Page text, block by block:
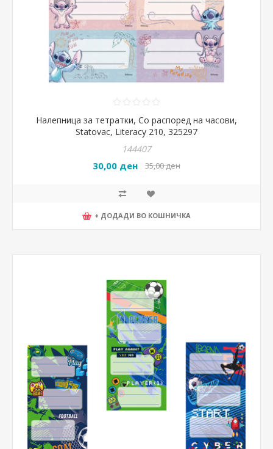
Налепница за тетратки, Со распоред на часови,
Statovac, Literacy 210, 325297
144407
30,00 ден 35,00 ден
+ ДОДАДИ ВО КОШНИЧКА